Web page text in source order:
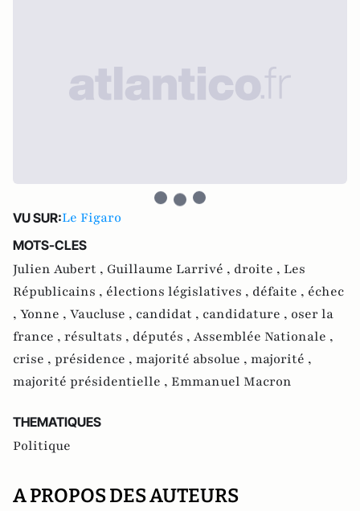
VU SUR:Le Figaro
MOTS-CLES
Julien Aubert , Guillaume Larrivé , droite , Les
Républicains , élections législatives , défaite , échec
, Yonne , Vaucluse , candidat , candidature , oser la
france , résultats , députés , Assemblée Nationale ,
crise , présidence , majorité absolue , majorité ,
majorité présidentielle , Emmanuel Macron
THEMATIQUES
Politique
A PROPOS DES AUTEURS